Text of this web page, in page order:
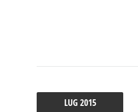
LUG 2015